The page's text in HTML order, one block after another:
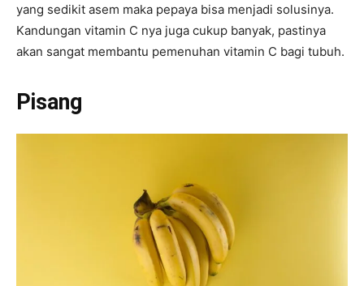
yang sedikit asem maka pepaya bisa menjadi solusinya.
Kandungan vitamin C nya juga cukup banyak, pastinya
akan sangat membantu pemenuhan vitamin C bagi tubuh.
Pisang